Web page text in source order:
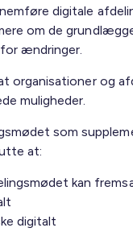
digitale
om de
ændringer.
organisationer og
muligheder.
som
at:
kan
digitalt